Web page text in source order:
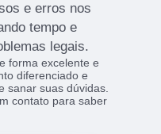
e erros nos
tempo e
legais.
forma excelente e
diferenciado e
sanar suas dúvidas.
contato para saber